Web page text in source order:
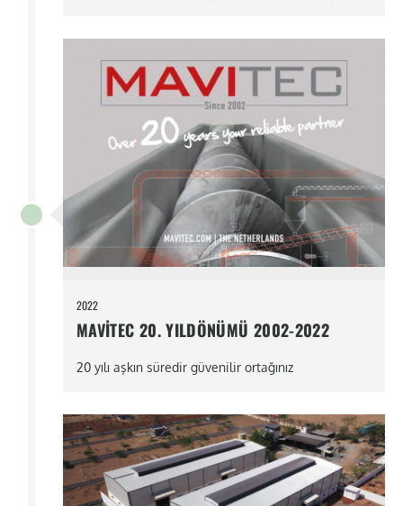
2022
MAVITEC 20. YILDÖNÜMÜ 2002-2022
20 yılı aşkın süredir güvenilir ortağınız